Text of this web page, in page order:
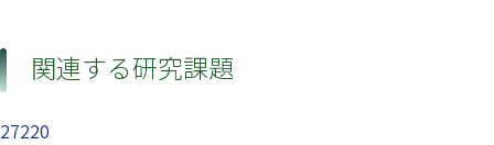
関連する研究課題
27220